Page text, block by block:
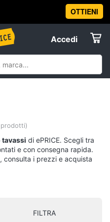
OTTIENI
Accedi
prodotti)
tavassi di ePRICE. Scegli tra
e con consegna rapida.
consulta i prezzi e acquista
FILTRA